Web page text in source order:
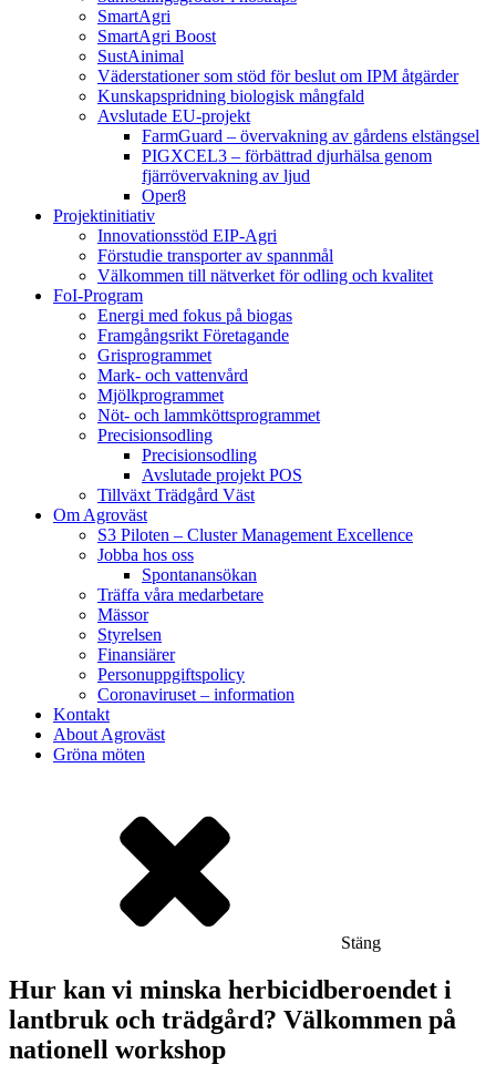
SmartAgri
SmartAgri Boost
SustAinimal
Väderstationer som stöd för beslut om IPM åtgärder
Kunskapspridning biologisk mångfald
Avslutade EU-projekt
FarmGuard – övervakning av gårdens elstängsel
PIGXCEL3 – förbättrad djurhälsa genom
fjärrövervakning av ljud
Oper8
Projektinitiativ
Innovationsstöd EIP-Agri
Förstudie transporter av spannmål
Välkommen till nätverket för odling och kvalitet
FoI-Program
Energi med fokus på biogas
Framgångsrikt Företagande
Grisprogrammet
Mark- och vattenvård
Mjölkprogrammet
Nöt- och lammköttsprogrammet
Precisionsodling
Precisionsodling
Avslutade projekt POS
Tillväxt Trädgård Väst
Om Agroväst
S3 Piloten – Cluster Management Excellence
Jobba hos oss
Spontanansökan
Träffa våra medarbetare
Mässor
Styrelsen
Finansiärer
Personuppgiftspolicy
Coronaviruset – information
Kontakt
About Agroväst
Gröna möten
Stäng
Hur kan vi minska herbicidberoendet i
lantbruk och trädgård? Välkommen på
nationell workshop